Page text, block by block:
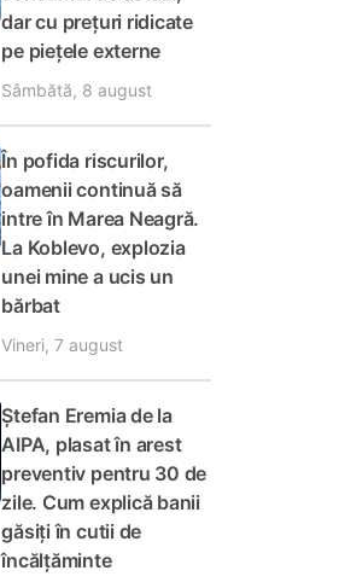
dar cu prețuri ridicate
pe piețele externe
Sâmbătă, 8 august
În pofida riscurilor,
oamenii continuă să
intre în Marea Neagră.
La Koblevo, explozia
unei mine a ucis un
bărbat
Vineri, 7 august
Ștefan Eremia de la
AIPA, plasat în arest
preventiv pentru 30 de
zile. Cum explică banii
găsiți în cutii de
încălțăminte